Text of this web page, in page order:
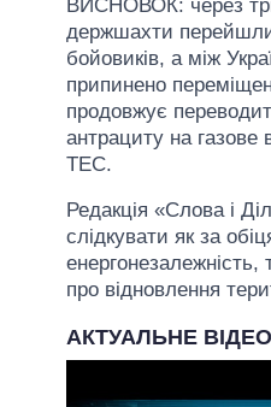
ВИСНОВОК: через
держшахти перейшли
бойовиків, а між
припинено
продовжує
антрациту на газове
ТЕС.
Редакція «Слова і
слідкувати як за
енергонезалежність,
про відновлення
АКТУАЛЬНЕ ВІДЕО